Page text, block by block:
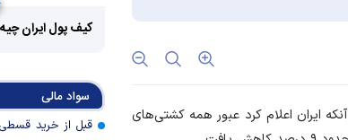
ایران اعلام کرد عبور همه کشتی‌های
جزئیات
تسعیر ارز واردات
ناشی از جنگ ایران
طلا در محاصره
کیف پول ایران
سواد مالی